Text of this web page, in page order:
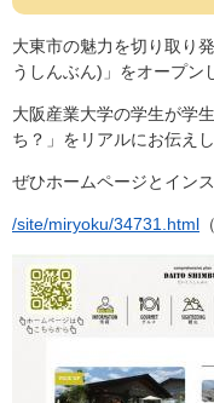
大東市の魅力を切り取り
うしんぶん)」をオープン
大阪産業大学の学生が学
ち？」をリアルにお伝えし
ぜひホームページとイン
/site/miryoku/34731.html